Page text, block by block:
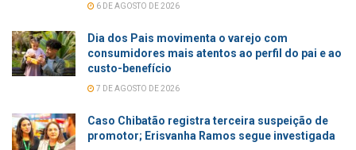
6 DE AGOSTO DE 2026
Dia dos Pais movimenta o varejo com
consumidores mais atentos ao perfil do pai e ao
custo-benefício
7 DE AGOSTO DE 2026
Caso Chibatão registra terceira suspeição de
promotor; Erisvanha Ramos segue investigada